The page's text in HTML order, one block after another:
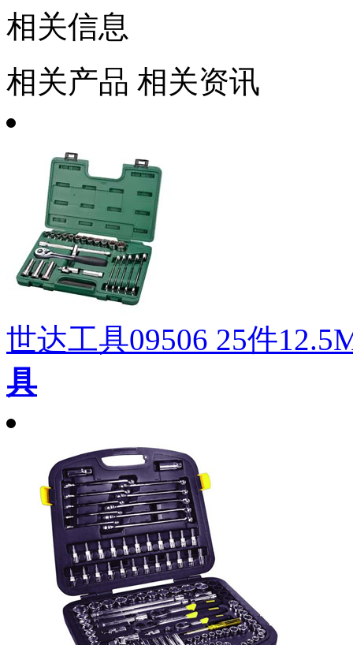
相关信息
相关产品 相关资讯
世达工具09506 25件
具